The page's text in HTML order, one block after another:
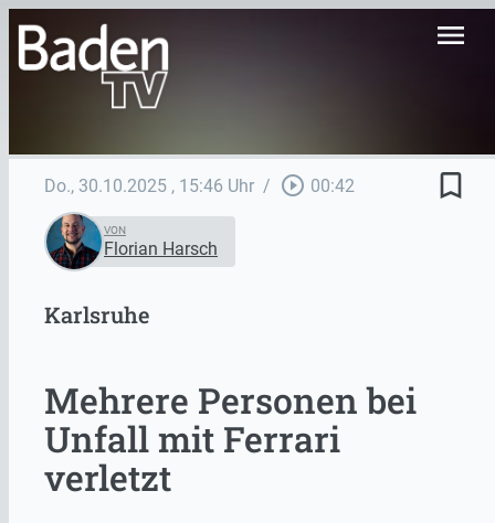
menu
Do., 30.10.2025 , 15:46 Uhr / play_circle_outline 00:42 bookmark_border
VON
Florian Harsch
Karlsruhe
Mehrere Personen bei
Unfall mit Ferrari
verletzt